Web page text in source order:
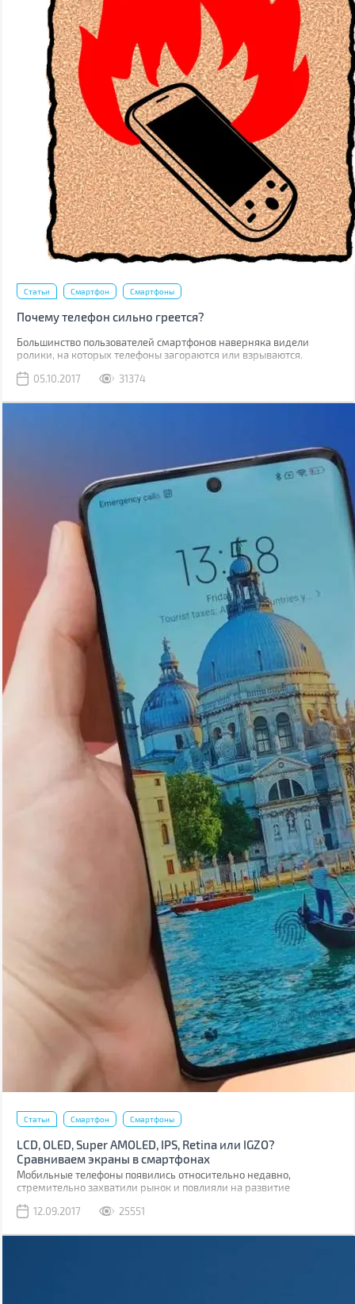
Статьи Смартфон Смартфоны
Почему телефон сильно греется?
Большинство пользователей смартфонов наверняка видели
ролики, на которых телефоны загораются или взрываются.
является вопрос, насколько это безопасно.
05.10.2017 31374
Статьи Смартфон Смартфоны
LCD, OLED, Super AMOLED, IPS, Retina или IGZO?
Сравниваем экраны в смартфонах
Мобильные телефоны появились относительно недавно,
стремительно захватили рынок и повлияли на развитие
12.09.2017
25551